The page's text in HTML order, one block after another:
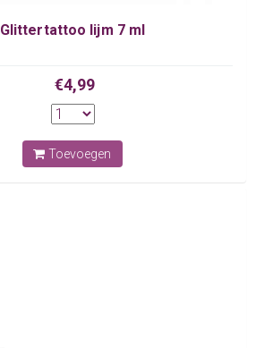
Glittertattoo lijm 7 ml
€4,99
Toevoegen